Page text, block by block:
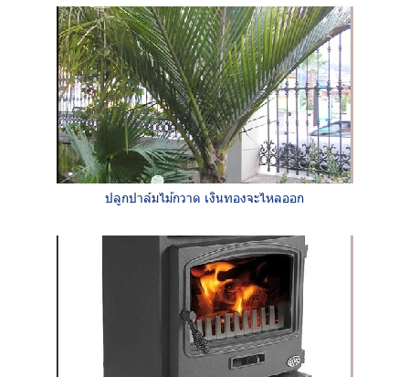
ปลูกปาล์มไม้กวาด เงินทองจะไหลออก